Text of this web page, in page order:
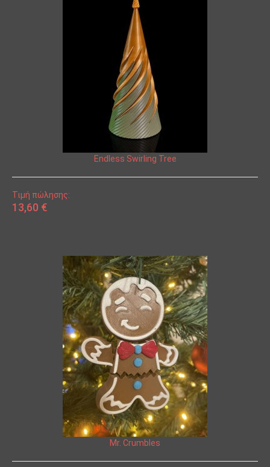
Endless Swirling Tree
Τιμή πώλησης:
13,60 €
Mr. Crumbles